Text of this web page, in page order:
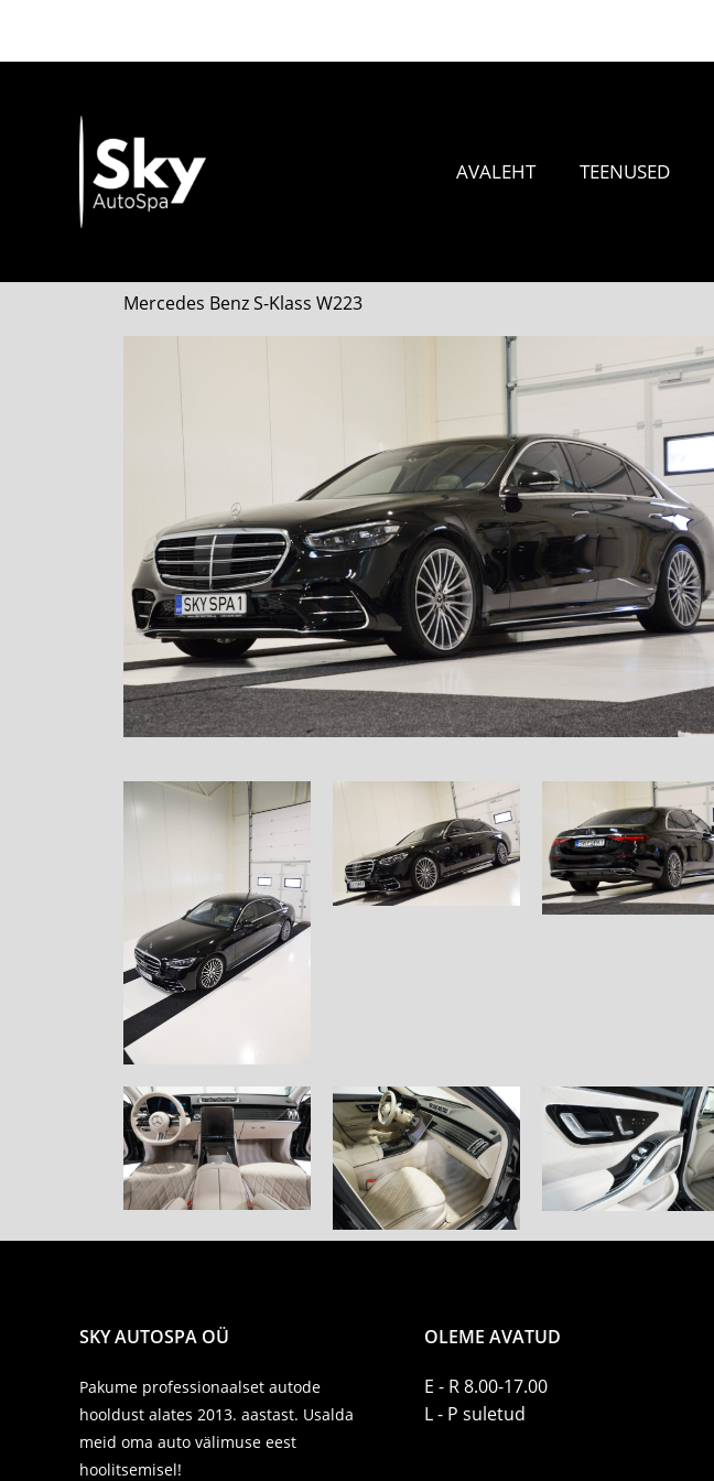
content
AVALEHT TEENUSED
Mercedes Benz S-Klass W223
SKY AUTOSPA OÜ
Pakume professionaalset autode
hooldust alates 2013. aastast. Usalda
meid oma auto välimuse eest
hoolitsemisel!
OLEME AVATUD
E - R 8.00-17.00
L - P suletud